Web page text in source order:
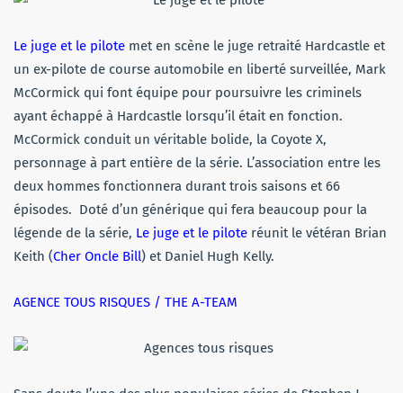
Le juge et le pilote met en scène le juge retraité Hardcastle et
un ex-pilote de course automobile en liberté surveillée, Mark
McCormick qui font équipe pour poursuivre les criminels
ayant échappé à Hardcastle lorsqu’il était en fonction.
McCormick conduit un véritable bolide, la Coyote X,
personnage à part entière de la série. L’association entre les
deux hommes fonctionnera durant trois saisons et 66
épisodes. Doté d’un générique qui fera beaucoup pour la
légende de la série, Le juge et le pilote réunit le vétéran Brian
Keith (Cher Oncle Bill) et Daniel Hugh Kelly.
AGENCE TOUS RISQUES / THE A-TEAM